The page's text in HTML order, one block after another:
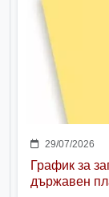
29/07/2026
График за
държавен